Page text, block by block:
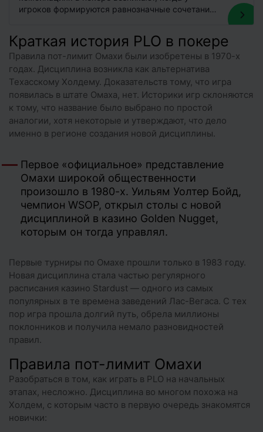
игроков формируются равнозначные сочетания
Краткая история PLO в покере
Правила пот-лимит Омахи были изобретены в 1970-х
годах. Дисциплина возникла как альтернатива
Техасскому Холдему. Доказательств тому, что игра
появилась в штате Омаха, нет. Историки игр склоняются
к тому, что название было выбрано по простой
аналогии, хотя некоторые и утверждают, что дело
именно в регионе создания новой дисциплины.
Первое «официальное» представление
Омахи широкой общественности
произошло в 1980-х. Уильям Уолтер Бойд,
чемпион WSOP, открыл столы с новой
дисциплиной в казино Golden Nugget,
которым он тогда управлял.
Первые турниры по Омахе прошли только в 1983 году.
Новая дисциплина стала частью регулярного
расписания казино Stardust — одного из самых
популярных в те времена заведений Лас-Вегаса. С тех
пор игра прошла долгий путь, обрела миллионы
поклонников и получила немало разновидностей
правил.
Правила пот-лимит Омахи
Разобраться в том, как играть в PLO на начальных
этапах, несложно. Дисциплина во многом похожа на
Холдем, с которым часто в первую очередь знакомятся
новички: